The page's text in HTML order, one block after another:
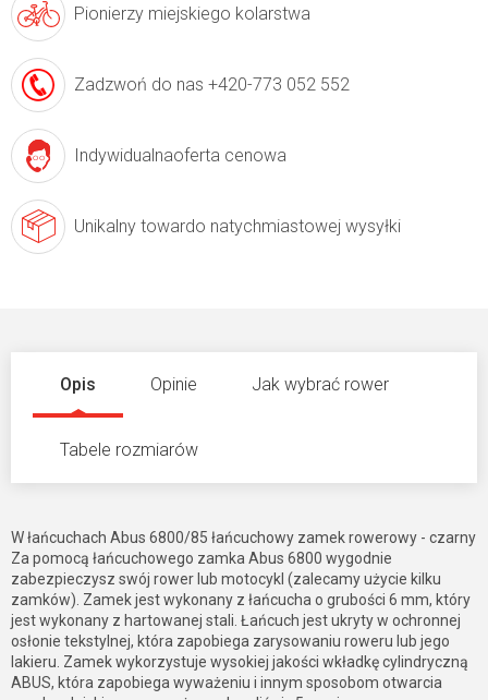
Pionierzy miejskiego kolarstwa
Zadzwoń do nas +420-773 052 552
Indywidualnaoferta cenowa
Unikalny towardo natychmiastowej wysyłki
Opis Opinie Jak wybrać rower
Tabele rozmiarów
W łańcuchach Abus 6800/85 łańcuchowy zamek rowerowy - czarny
Za pomocą łańcuchowego zamka Abus 6800 wygodnie
zabezpieczysz swój rower lub motocykl (zalecamy użycie kilku
zamków). Zamek jest wykonany z łańcucha o grubości 6 mm, który
jest wykonany z hartowanej stali. Łańcuch jest ukryty w ochronnej
osłonie tekstylnej, która zapobiega zarysowaniu roweru lub jego
lakieru. Zamek wykorzystuje wysokiej jakości wkładkę cylindryczną
ABUS, która zapobiega wyważeniu i innym sposobom otwarcia